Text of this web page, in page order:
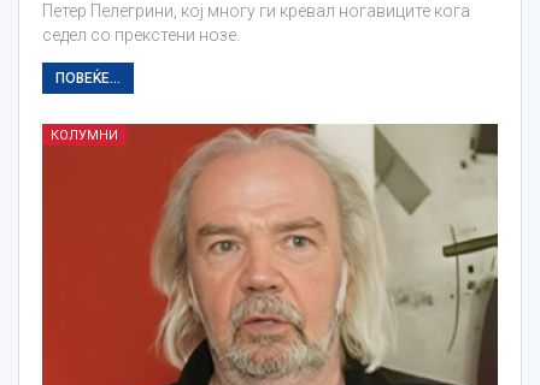
Петер Пелегрини, кој многу ги кревал ногавиците кога
седел со прекстени нозе.
ПОВЕЌЕ...
КОЛУМНИ